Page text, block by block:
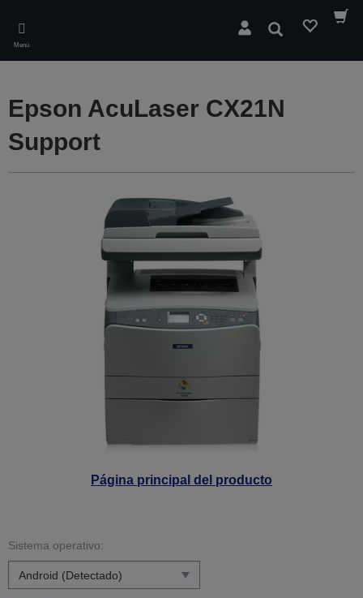
main
content
Menú
Buscar
Página principal del producto
Epson AcuLaser CX21N
Support
Sistema operativo: